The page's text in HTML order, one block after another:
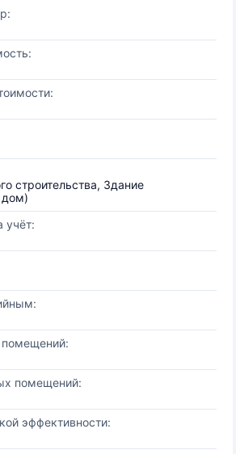
строительства, Здание
дом)
учёт:
помещений:
эффективности: